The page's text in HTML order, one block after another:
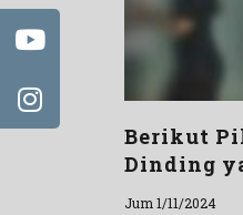
Berikut
Dinding
Jum 1/11/2024